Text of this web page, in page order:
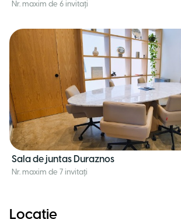
Nr. maxim de 6 invitați
Sala de juntas Duraznos
Nr. maxim de 7 invitați
Locație